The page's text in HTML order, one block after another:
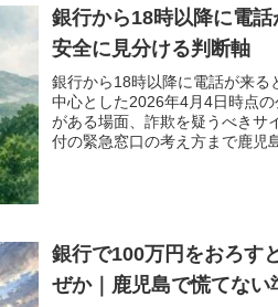
銀行から18時以降に電
安全に見分ける判断軸
銀行から18時以降に電話が来る
中心とした2026年4月4日時点
がある場面、詐欺を疑うべきサ
付の緊急窓口の考え方まで鹿児
銀行で100万円をおろす
ぜか｜鹿児島で慌てない